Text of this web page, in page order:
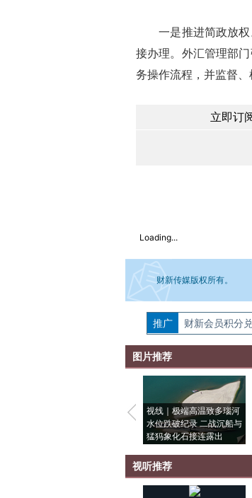
一是推进简政放权
接办理。外汇管理部
务操作流程，并监督、
立即订
Loading...
财新传媒版权所有。
如需刊登转载请点击右
推广 财新会员积分
图片推荐
视线｜极端高温致多瑙河
水位跌破纪录 二战沉船与
猛犸象化石接连露出
视听推荐